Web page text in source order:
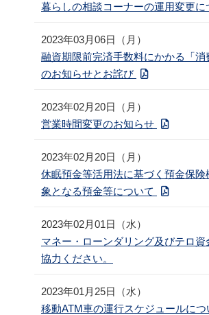
暮らしの相談コーナーの運用変更に
2023年03月06日（月）
融資期限前完済手数料にかかる「消
のお知らせとお詫び
2023年02月20日（月）
営業時間変更のお知らせ
2023年02月20日（月）
休眠預金等活用法に基づく預金保
象となる預金等について
2023年02月01日（水）
マネー・ローンダリング及びテロ
協力ください。
2023年01月25日（水）
移動ATM車の運行スケジュールにつ